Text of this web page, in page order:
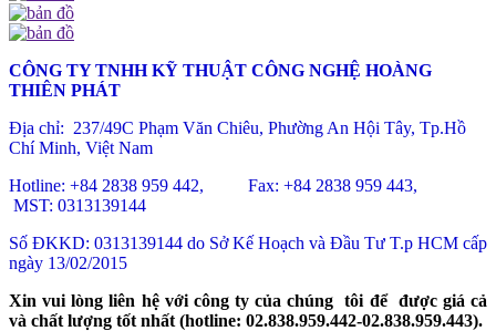
CÔNG TY TNHH KỸ THUẬT CÔNG NGHỆ HOÀNG
THIÊN PHÁT
Địa chỉ: 237/49C Phạm Văn Chiêu, Phường An Hội Tây, Tp.Hồ
Chí Minh, Việt Nam
Hotline: +84 2838 959 442, Fax: +84 2838 959 443,
MST: 0313139144
Số ĐKKD: 0313139144 do Sở Kế Hoạch và Đầu Tư T.p HCM cấp
ngày 13/02/2015
Xin vui lòng liên hệ với công ty của chúng tôi để được giá cả
và chất lượng tốt nhất (hotline: 02.838.959.442-02.838.959.443).